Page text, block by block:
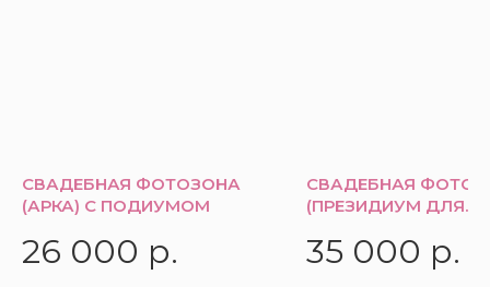
СВАДЕБНАЯ ФОТОЗОНА
(АРКА) С ПОДИУМОМ
26 000 р.
СВАДЕБНАЯ
(ПРЕЗИДИУМ ДЛЯ
35 000 р.